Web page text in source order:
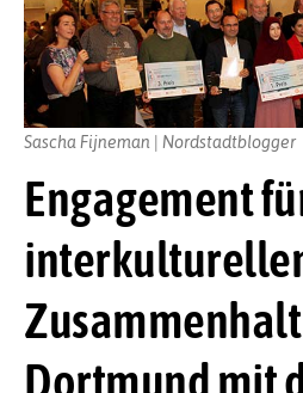
Engagement
Dortmund mit
Sascha Fijneman | Nordstadtblogger